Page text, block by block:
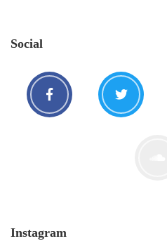
Social
Instagram
zu stellen? Kein Problem!...
Jetzt lesen